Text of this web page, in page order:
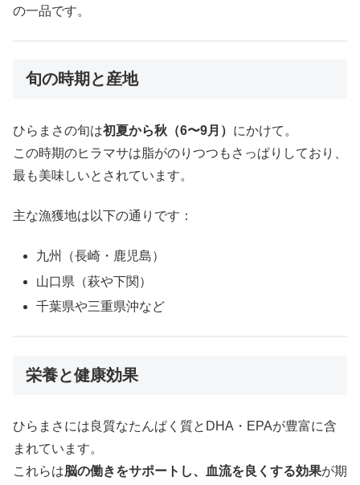
の一品です。
旬の時期と産地
ひらまさの旬は初夏から秋（6〜9月） にかけて。
この時期のヒラマサは脂がのりつつもさっぱりしており、
最も美味しいとされています。
主な漁獲地は以下の通りです：
九州（長崎・鹿児島）
山口県（萩や下関）
千葉県や三重県沖など
栄養と健康効果
ひらまさには良質なたんぱく質とDHA・EPAが豊富に含
まれています。
これらは脳の働きをサポートし、血流を良くする効果が期